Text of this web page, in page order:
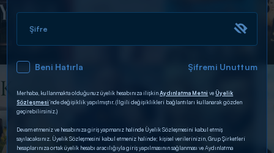
DİĞER SONUÇLAR
Şifre
Beni Hatırla Şifremi Unuttum
Merhaba, kullanmakta olduğunuz üyelik hesabınıza ilişkinAydınlatma Metni veÜyelik
Sözleşmesi’nde değişiklik yapılmıştır. (İlgili değişiklikleri bağlantıları kullanarak gözden
geçirebilirsiniz.)
Devam etmeniz ve hesabınıza giriş yapmanız halinde Üyelik Sözleşmesini kabul etmiş
sayılacaksınız. Üyelik Sözleşmesini kabul etmeniz halinde; kişisel verilerinizin, Grup Şirketleri
hesaplarınıza ortak üyelik hesabı aracılığıyla giriş yapılmasının sağlanması ve Aydınlatma